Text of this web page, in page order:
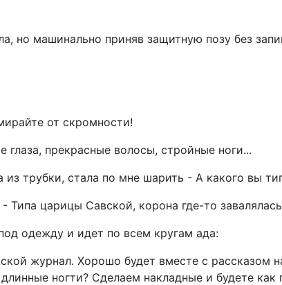
но машинально приняв защитную позу без
от скромности!
прекрасные волосы, стройные ноги...
из трубки, стала по мне шарить - А какого вы
Типа царицы Савской, корона где-то
одежду и идет по всем кругам ада:
журнал. Хорошо будет вместе с рассказом
ногти? Сделаем накладные и будете как